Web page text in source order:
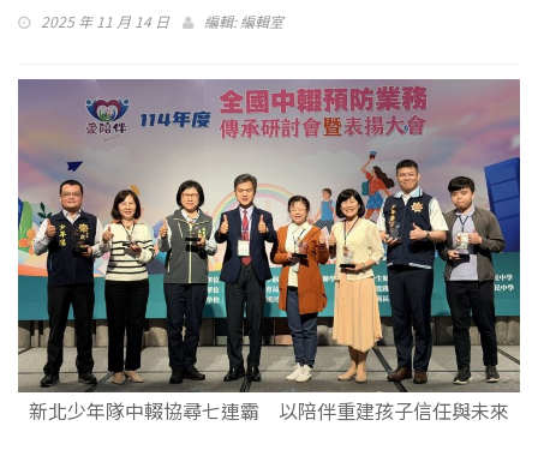
2025 年 11 月 14 日 編輯:編輯室
新北少年隊中輟協尋七連霸 以陪伴重建孩子信任與未來